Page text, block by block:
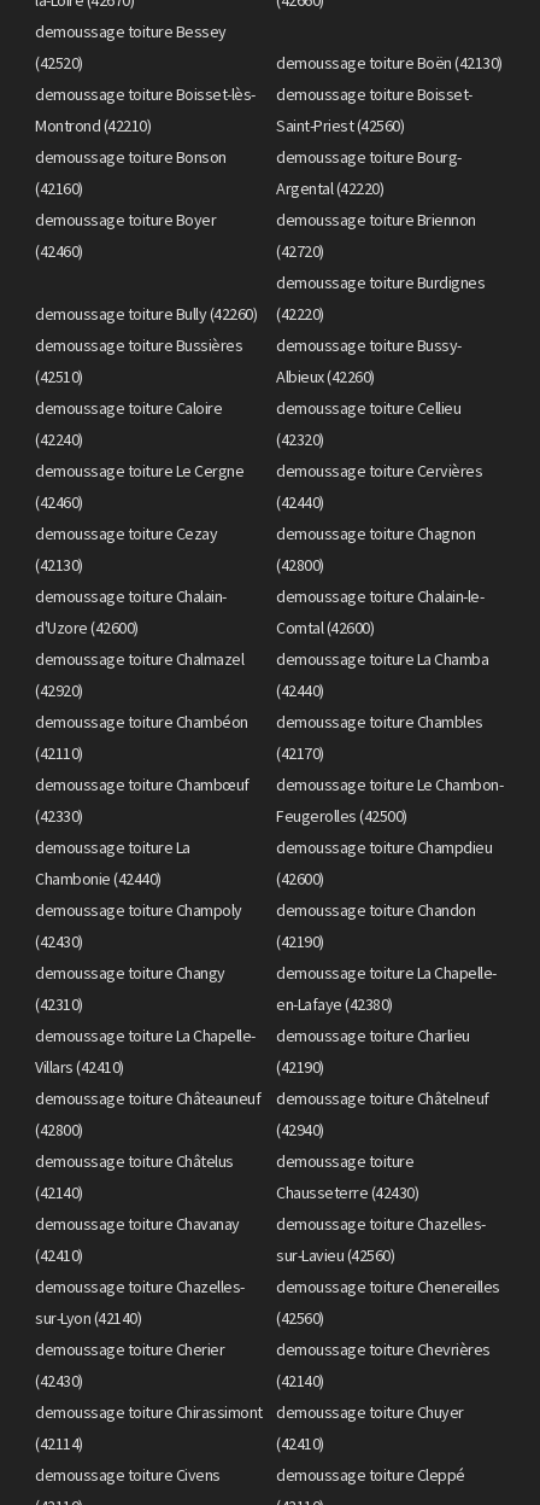
demoussage toiture Bessey
(42520)
demoussage toiture Boën (42130)
demoussage toiture Boisset-lès-
Montrond (42210)
demoussage toiture Boisset-
Saint-Priest (42560)
demoussage toiture Bonson
(42160)
demoussage toiture Bourg-
Argental (42220)
demoussage toiture Boyer
(42460)
demoussage toiture Briennon
(42720)
demoussage toiture Bully (42260)
demoussage toiture Burdignes
(42220)
demoussage toiture Bussières
(42510)
demoussage toiture Bussy-
Albieux (42260)
demoussage toiture Caloire
(42240)
demoussage toiture Cellieu
(42320)
demoussage toiture Le Cergne
(42460)
demoussage toiture Cervières
(42440)
demoussage toiture Cezay
(42130)
demoussage toiture Chagnon
(42800)
demoussage toiture Chalain-
d'Uzore (42600)
demoussage toiture Chalain-le-
Comtal (42600)
demoussage toiture Chalmazel
(42920)
demoussage toiture La Chamba
(42440)
demoussage toiture Chambéon
(42110)
demoussage toiture Chambles
(42170)
demoussage toiture Chambœuf
(42330)
demoussage toiture Le Chambon-
Feugerolles (42500)
demoussage toiture La
Chambonie (42440)
demoussage toiture Champdieu
(42600)
demoussage toiture Champoly
(42430)
demoussage toiture Chandon
(42190)
demoussage toiture Changy
(42310)
demoussage toiture La Chapelle-
en-Lafaye (42380)
demoussage toiture La Chapelle-
Villars (42410)
demoussage toiture Charlieu
(42190)
demoussage toiture Châteauneuf
(42800)
demoussage toiture Châtelneuf
(42940)
demoussage toiture Châtelus
(42140)
demoussage toiture
Chausseterre (42430)
demoussage toiture Chavanay
(42410)
demoussage toiture Chazelles-
sur-Lavieu (42560)
demoussage toiture Chazelles-
sur-Lyon (42140)
demoussage toiture Chenereilles
(42560)
demoussage toiture Cherier
(42430)
demoussage toiture Chevrières
(42140)
demoussage toiture Chirassimont
(42114)
demoussage toiture Chuyer
(42410)
demoussage toiture Civens
demoussage toiture Cleppé